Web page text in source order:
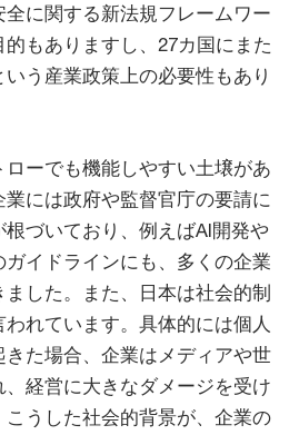
に関する新法規フレームワー
もありますし、27カ国にまた
う産業政策上の必要性もあり
ーでも機能しやすい土壌があ
には政府や監督官庁の要請に
づいており、例えばAI開発や
イドラインにも、多くの企業
した。また、日本は社会的制
れています。具体的には個人
た場合、企業はメディアや世
経営に大きなダメージを受け
うした社会的背景が、企業の